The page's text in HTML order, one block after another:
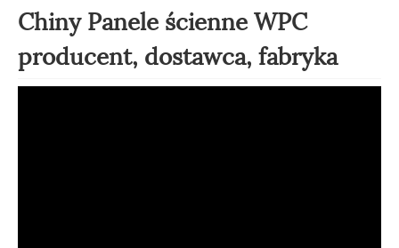
Chiny Panele ścienne WPC
producent, dostawca, fabryka